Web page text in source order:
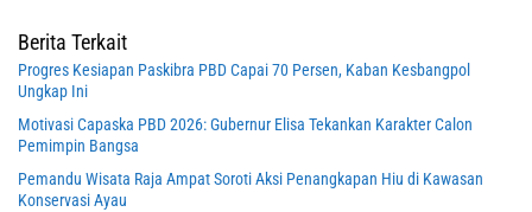
Berita Terkait
Progres Kesiapan Paskibra PBD Capai 70 Persen, Kaban Kesbangpol
Ungkap Ini
Motivasi Capaska PBD 2026: Gubernur Elisa Tekankan Karakter Calon
Pemimpin Bangsa
Pemandu Wisata Raja Ampat Soroti Aksi Penangkapan Hiu di Kawasan
Konservasi Ayau